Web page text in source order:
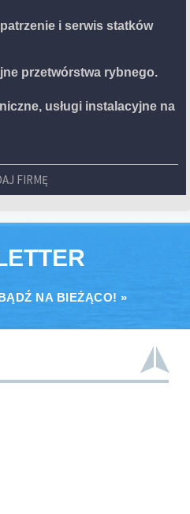
i serwis statków
przetwórstwa rybnego.
usługi instalacyjne na
FIRMĘ
NA BIEŻĄCO! »